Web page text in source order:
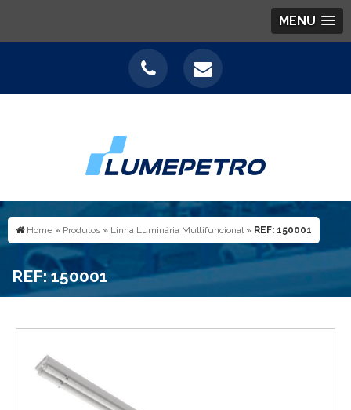
MENU
Home » Produtos » Linha Luminária Multifuncional » REF: 150001
REF: 150001